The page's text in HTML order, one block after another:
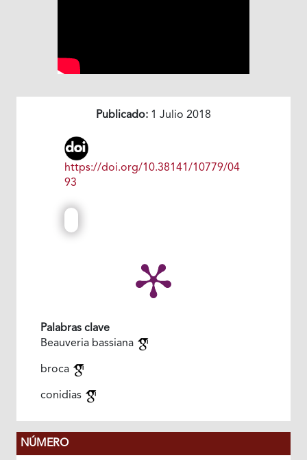
Publicado: 1 Julio 2018
https://doi.org/10.38141/10779/04
93
Palabras clave
Beauveria bassiana
broca
conidias
NÚMERO